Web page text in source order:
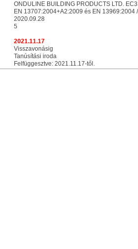
ONDULINE BUILDING PRODUCTS LTD.
EN 13707:2004+A2:2009 és EN 13969:2004
2020.09.28
5
2021.11.17
Visszavonásig
Tanúsítási iroda
Felfüggesztve: 2021.11.17-től.